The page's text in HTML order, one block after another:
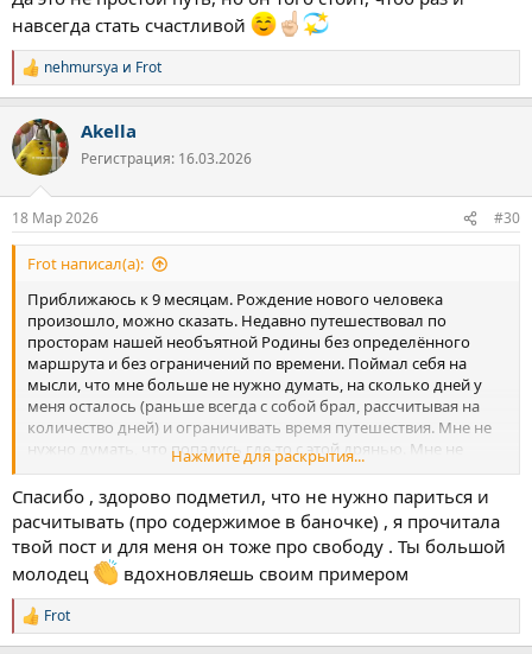
навсегда стать счастливой
Р
е
к
ц
и
nehmursya и Frot
Akella
Регистрация: 16.03.2026
18 Мар 2026 #30
Frot написал(а):
Приближаюсь к 9 месяцам. Рождение нового человека
произошло, можно сказать. Недавно путешествовал по
просторам нашей необъятной Родины без определённого
маршрута и без ограничений по времени. Поймал себя на
мысли, что мне больше не нужно думать, на сколько дней у
меня осталось (раньше всегда с собой брал, рассчитывая на
количество дней) и ограничивать время путешествия. Мне не
нужно думать, что попадусь где-то с этой дрянью. Мне не
нужно представлять, что радость бытия закончится, когда
закончится, то что в баночке. Какая же это свобода, это так
прекрасно, когда для нормального существования не нужно
ничего кроме еды, воды и крыши над головой, когда живешь
полностью в легальном пространстве как все нормальные
обычные люди. Вот это я понимаю как цель отказа, которую я
достиг на настоящий момент. Этой свободой я очень дорожу,
ежедневно укрепляюсь в своей трезвости, она мне нравится всё
больше.
Нажмите для раскрытия...
Спасибо , здорово подметил, что не нужно париться и
расчитывать (про содержимое в баночке) , я прочитала
твой пост и для меня он тоже про свободу . Ты большой
молодец
вдохновляешь своим примером
Р
е
Frot